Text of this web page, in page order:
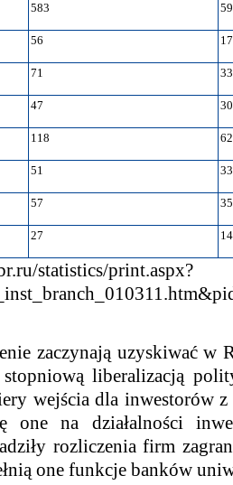
583
56
71
47
118
51
57
27
statistics/print.aspx?
zaczynają uzyskiwać w
liberalizacją
wejścia dla inwestorów
na działalności
rozliczenia firm
one funkcje banków